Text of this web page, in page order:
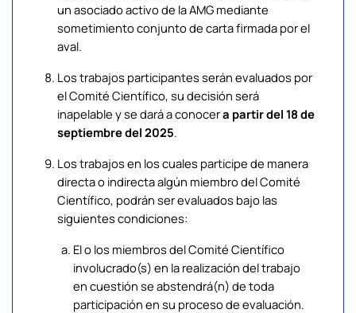
un asociado activo de la AMG mediante
sometimiento conjunto de carta firmada por el
aval.
Los trabajos participantes serán evaluados por
el Comité Científico, su decisión será
inapelable y se dará a conocera partir del 18 de
septiembre del 2025.
Los trabajos en los cuales participe de manera
directa o indirecta algún miembro del Comité
Científico, podrán ser evaluados bajo las
siguientes condiciones:
El o los miembros del Comité Científico
involucrado(s) en la realización del trabajo
en cuestión se abstendrá(n) de toda
participación en su proceso de evaluación.